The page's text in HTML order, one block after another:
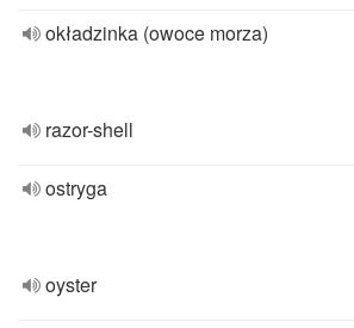
okładzinka (owoce morza)
razor-shell
ostryga
oyster